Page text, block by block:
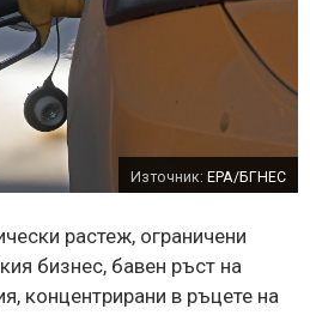
Източник: EPA/БГНЕС
растеж, ограничени
бизнес, бавен ръст на
концентрирани в ръцете на